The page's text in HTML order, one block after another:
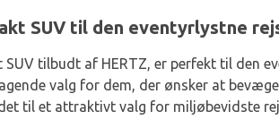
SUV til den eventyrlystne
SUV tilbudt af HERTZ, er perfekt til den
valg for dem, der ønsker at
til et attraktivt valg for miljøbevidste